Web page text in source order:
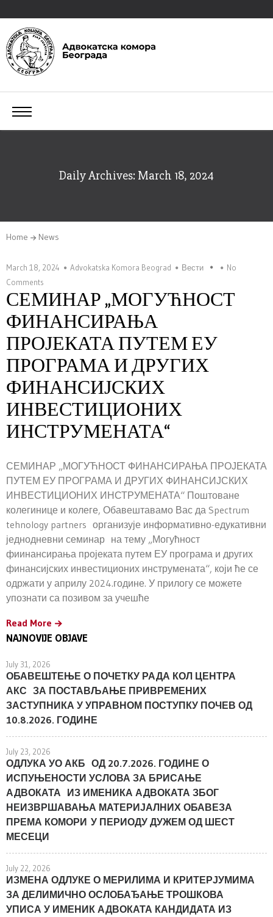
Daily Archives: March 18, 2024
Home News
March 18, 2024 Advokatska Komora Beograd Вести
No
Comments
СЕМИНАР „МОГУЋНОСТ
ФИНАНСИРАЊА
ПРОЈЕКАТА ПУТЕМ ЕУ
ПРОГРАМА И ДРУГИХ
ФИНАНСИЈСКИХ
ИНВЕСТИЦИОНИХ
ИНСТРУМЕНАТА“
СЕМИНАР „МОГУЋНОСТ ФИНАНСИРАЊА ПРОЈЕКАТА
ПУТЕМ ЕУ ПРОГРАМА И ДРУГИХ ФИНАНСИЈСКИХ
ИНВЕСТИЦИОНИХ ИНСТРУМЕНАТА“ Поштоване
колегинице и колеге, Обавештавамо Вас да Spectrum
tehnology partners организује информативно-едукативни
једнодневни семинар на тему „Могућност
фиинансирања пројеката путем ЕУ програма и других
финансијских инвестиционих инструмената“, који ће се
одржати у априлу 2024.године. У прилогу се можете
упознати са позивом за учешће
Read More
NAJNOVIJE OBJAVE
July 31, 2026
ОБАВЕШТЕЊЕ О ПОЧЕТКУ РАДА КОЛ ЦЕНТРА
АКС ЗА ПОСТАВЉАЊЕ ПРИВРЕМЕНИХ
ЗАСТУПНИКА У УПРАВНОМ ПОСТУПКУ ПОЧЕВ ОД
10.8.2026. ГОДИНЕ
July 23, 2026
ОДЛУКА УО АКБ ОД 20.7.2026. ГОДИНЕ О
ИСПУЊЕНОСТИ УСЛОВА ЗА БРИСАЊЕ
АДВОКАТА ИЗ ИМЕНИКА АДВОКАТА ЗБОГ
НЕИЗВРШАВАЊА МАТЕРИЈАЛНИХ ОБАВЕЗА
ПРЕМА КОМОРИ У ПЕРИОДУ ДУЖЕМ ОД ШЕСТ
МЕСЕЦИ
July 22, 2026
ИЗМЕНА ОДЛУКЕ О МЕРИЛИМА И КРИТЕРЈУМИМА
ЗА ДЕЛИМИЧНО ОСЛОБАЂАЊЕ ТРОШКОВА
УПИСА У ИМЕНИК АДВОКАТА КАНДИДАТА ИЗ